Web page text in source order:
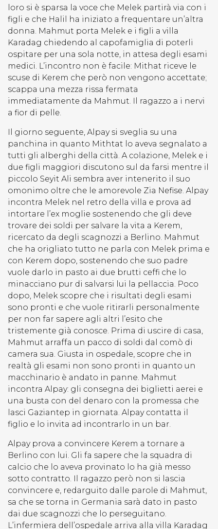
loro si è sparsa la voce che Melek partirà via con i
figli e che Halil ha iniziato a frequentare un’altra
donna. Mahmut porta Melek e i figli a villa
Karadag chiedendo al capofamiglia di poterli
ospitare per una sola notte, in attesa degli esami
medici. L’incontro non è facile: Mithat riceve le
scuse di Kerem che però non vengono accettate;
scappa una mezza rissa fermata
immediatamente da Mahmut. Il ragazzo a i nervi
a fior di pelle.
Il giorno seguente, Alpay si sveglia su una
panchina in quanto Mithtat lo aveva segnalato a
tutti gli alberghi della città. A colazione, Melek e i
due figli maggiori discutono sul da farsi mentre il
piccolo Seyit Ali sembra aver intenerito il suo
omonimo oltre che le amorevole Zia Nefise. Alpay
incontra Melek nel retro della villa e prova ad
intortare l’ex moglie sostenendo che gli deve
trovare dei soldi per salvare la vita a Kerem,
ricercato da degli scagnozzi a Berlino. Mahmut
che ha origliato tutto ne parla con Melek prima e
con Kerem dopo, sostenendo che suo padre
vuole darlo in pasto ai due brutti ceffi che lo
minacciano pur di salvarsi lui la pellaccia. Poco
dopo, Melek scopre che i risultati degli esami
sono pronti e che vuole ritirarli personalmente
per non far sapere agli altri l’esito che
tristemente già conosce. Prima di uscire di casa,
Mahmut arraffa un pacco di soldi dal comò di
camera sua. Giusta in ospedale, scopre che in
realtà gli esami non sono pronti in quanto un
macchinario è andato in panne. Mahmut
incontra Alpay: gli consegna dei biglietti aerei e
una busta con del denaro con la promessa che
lasci Gaziantep in giornata. Alpay contatta il
figlio e lo invita ad incontrarlo in un bar.
Alpay prova a convincere Kerem a tornare a
Berlino con lui. Gli fa sapere che la squadra di
calcio che lo aveva provinato lo ha già messo
sotto contratto. Il ragazzo però non si lascia
convincere e, redarguito dalle parole di Mahmut,
sa che se torna in Germania sarà dato in pasto
dai due scagnozzi che lo perseguitano.
L’infermiera dell’ospedale arriva alla villa Karadag